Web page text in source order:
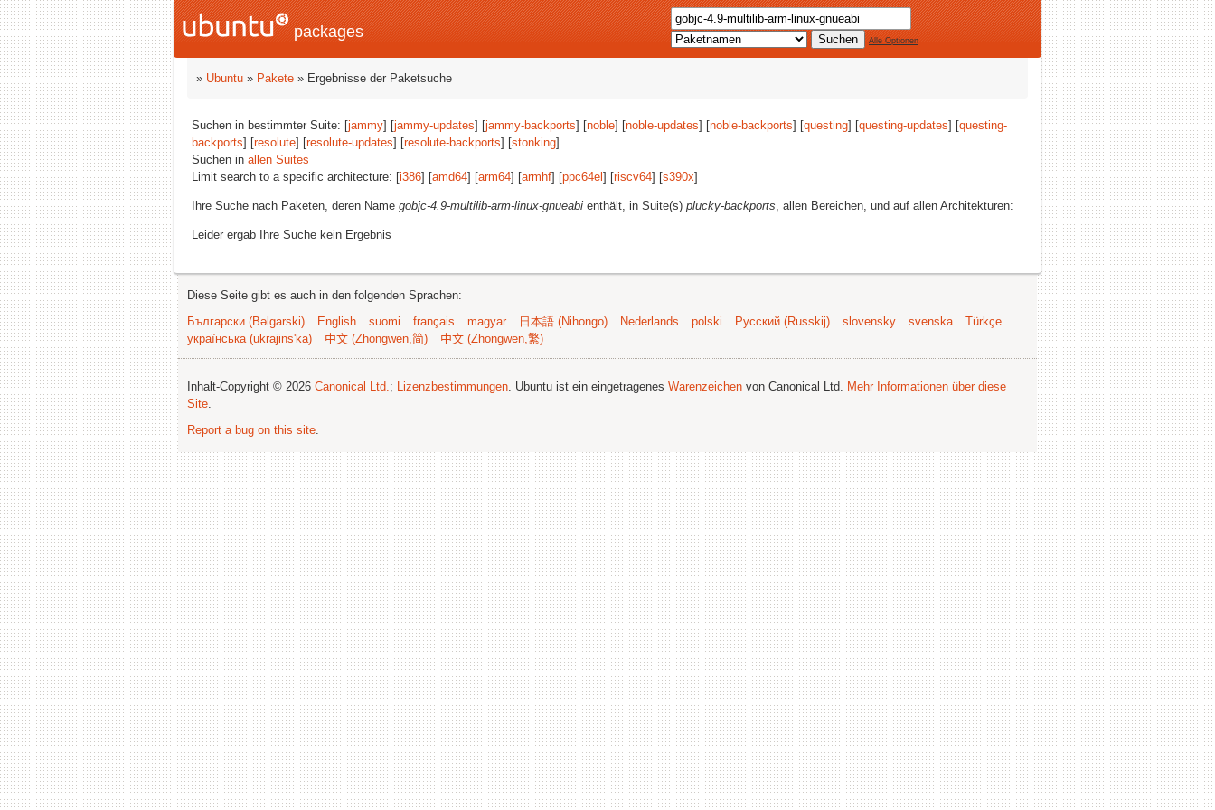
packages Alle Optionen
» Ubuntu » Pakete » Ergebnisse der Paketsuche
Suchen in bestimmter Suite: [jammy] [jammy-updates] [jammy-backports] [noble] [noble-updates] [noble-backports] [questing] [questing-updates] [questing-
backports] [resolute] [resolute-updates] [resolute-backports] [stonking]
Suchen in allen Suites
Limit search to a specific architecture: [i386] [amd64] [arm64] [armhf] [ppc64el ] [riscv64] [s390x]
Ihre Suche nach Paketen, deren Name gobjc-4.9-multilib-arm-linux-gnueabi enthält, in Suite(s) plucky-backports, allen Bereichen, und auf allen Architekturen:
Leider ergab Ihre Suche kein Ergebnis
Diese Seite gibt es auch in den folgenden Sprachen:
Български (Bəlgarski)
English suomi français magyar 日本語 (Nihongo) Nederlands polski Русский (Russkij) slovensky svenska
Türkçe
українська (ukrajins'ka)
中文 (Zhongwen,简) 中文 (Zhongwen,繁)
Inhalt-Copyright © 2026 Canonical Ltd.; Lizenzbestimmungen. Ubuntu ist ein eingetragenes Warenzeichen von Canonical Ltd. Mehr Informationen über diese
Site.
Report a bug on this site.